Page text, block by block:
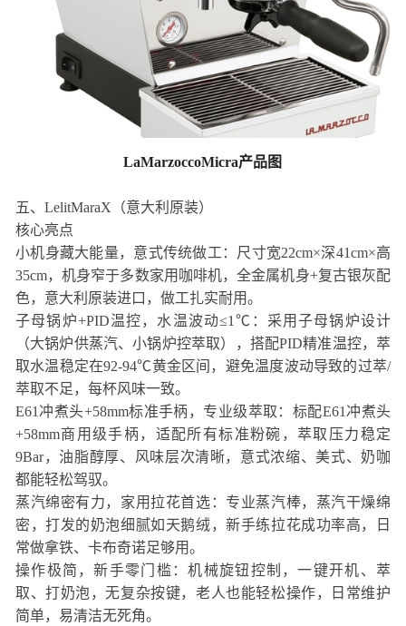
LaMarzoccoMicra产品图
五、LelitMaraX（意大利原装）
核心亮点
小机身藏大能量，意式传统做工：尺寸宽22cm×深41cm×高
35cm，机身窄于多数家用咖啡机，全金属机身+复古银灰配
色，意大利原装进口，做工扎实耐用。
子母锅炉+PID温控，水温波动≤1℃：采用子母锅炉设计
（大锅炉供蒸汽、小锅炉控萃取），搭配PID精准温控，萃
取水温稳定在92-94℃黄金区间，避免温度波动导致的过萃/
萃取不足，每杯风味一致。
E61冲煮头+58mm标准手柄，专业级萃取：标配E61冲煮头
+58mm商用级手柄，适配所有标准粉碗，萃取压力稳定
9Bar，油脂醇厚、风味层次清晰，意式浓缩、美式、奶咖
都能轻松驾驭。
蒸汽绵密有力，家用拉花首选：专业蒸汽棒，蒸汽干燥绵
密，打发的奶泡细腻如天鹅绒，新手练拉花成功率高，日
常做拿铁、卡布奇诺足够用。
操作极简，新手零门槛：机械旋钮控制，一键开机、萃
取、打奶泡，无复杂按键，老人也能轻松操作，日常维护
简单，易清洁无死角。